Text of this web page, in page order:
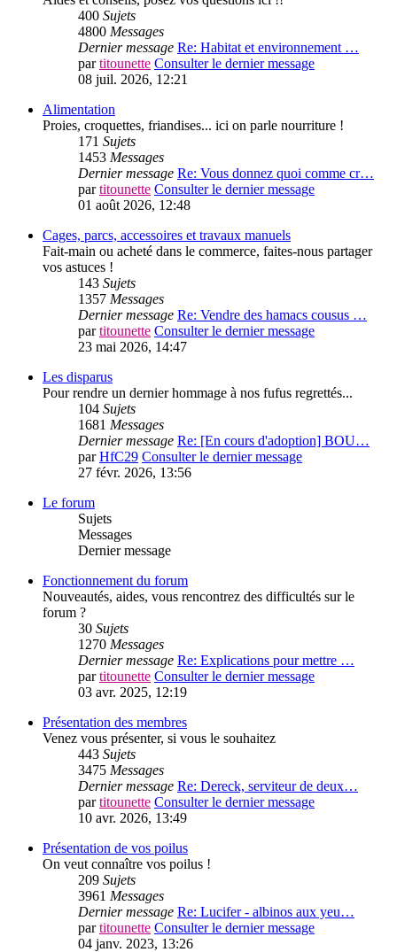
400 Sujets
4800 Messages
Dernier message Re: Habitat et environnement …
partitounette Consulter le dernier message
08 juil. 2026, 12:21
Alimentation
Proies, croquettes, friandises... ici on parle nourriture !
171 Sujets
1453 Messages
Dernier message Re: Vous donnez quoi comme cr…
partitounette Consulter le dernier message
01 août 2026, 12:48
Cages, parcs, accessoires et travaux manuels
Fait-main ou acheté dans le commerce, faites-nous partager
vos astuces !
143 Sujets
1357 Messages
Dernier message Re: Vendre des hamacs cousus …
partitounette Consulter le dernier message
23 mai 2026, 14:47
Les disparus
Pour rendre un dernier hommage à nos fufus regrettés...
104 Sujets
1681 Messages
Dernier message Re: [En cours d'adoption] BOU…
parHfC29 Consulter le dernier message
27 févr. 2026, 13:56
Le forum
Sujets
Messages
Dernier message
Fonctionnement du forum
Nouveautés, aides, vous rencontrez des difficultés sur le
forum ?
30 Sujets
1270 Messages
Dernier message Re: Explications pour mettre …
partitounette Consulter le dernier message
03 avr. 2025, 12:19
Présentation des membres
Venez vous présenter, si vous le souhaitez
443 Sujets
3475 Messages
Dernier message Re: Dereck, serviteur de deux…
partitounette Consulter le dernier message
10 avr. 2026, 13:49
Présentation de vos poilus
On veut connaître vos poilus !
209 Sujets
3961 Messages
Dernier message Re: Lucifer - albinos aux yeu…
partitounette Consulter le dernier message
04 janv. 2023, 13:26